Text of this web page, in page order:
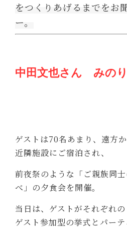
をつくりあげるまでをお
ー。
中田文也さん みの
ゲストは70名あまり、遠方
近隣施設にご宿泊され、
前夜祭のような「ご親族同
べ」の夕食会を開催。
当日は、ゲストがそれぞれの
ゲスト参加型の挙式とパーテ